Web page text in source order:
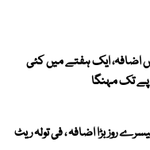
اضافہ، ایک ہفتے میں کئی
روز بڑا اضافہ ، فی تولہ ریٹ